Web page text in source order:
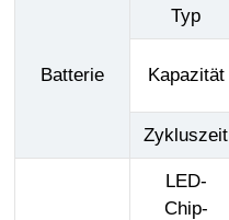
Batterie
Typ
Kapazität
Zykluszeit
LED-
Chip-